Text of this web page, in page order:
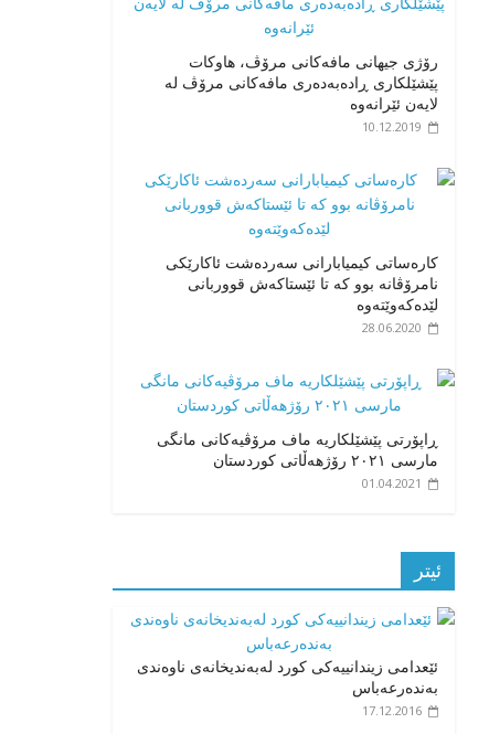
رۆژی جیهانی مافەکانی مرۆڤ، هاوکات
پێشێلکاری ڕادەبەدەری مافەکانی مرۆڤ لە
لایەن ئێرانەوە
10.12.2019
کارەساتی کیمیابارانی سەردەشت ئاکارێکی
نامرۆڤانە بوو کە تا ئێستاکەش قووربانی
لێدەکەوێتەوە
28.06.2020
ڕاپۆرتی پێشێلکاریە ماف مرۆڤیەکانی مانگی
مارسی ٢٠٢١ رۆژهەڵاتی کوردستان
01.04.2021
ئیتر
ئێعدامی زیندانییەکی کورد لەبەندیخانەی ناوەندی
بەندەرعەباس
17.12.2016